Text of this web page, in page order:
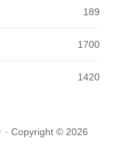
189
1700
1420
· Copyright © 2026